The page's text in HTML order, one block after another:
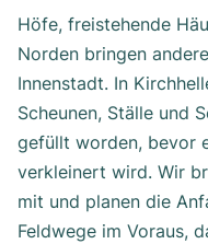
Höfe, freistehende
Norden bringen
Innenstadt. In
Scheunen, Ställe und
gefüllt worden, bevor
verkleinert wird. Wir
mit und planen die
Feldwege im Voraus,